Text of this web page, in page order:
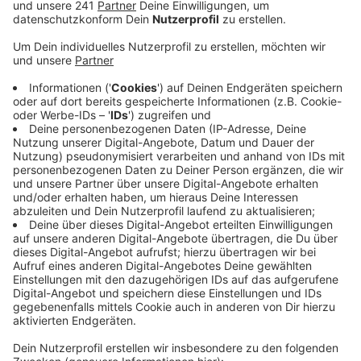
CDU und schlägt Alarm.
Es sei eine Zumutung für die Kameraden der
Freiwilligen Feuerwehr Bürrig, in dieser Wache
stationiert zu sein, heißt es im entsprechenden Antrag
an die Stadt. Zuletzt hatte auch ein Lagerbericht der
Feuerwache Opladen erhebliche Mängel aufgezeigt.
Die CDU sagt, dass es auch in Bürrig massive Mängel
gebe. Es fehle an Platz für die Ausrüstung,
zeitgemäße Umkleiden und entsprechende
Sanitäranlagen. Die CDU will, dass die Stadt einen
Neubau angeht, und zwar so schnell wie möglich -
anderenfalls würden sich die aktuellen
Zustände langfristig auf die Einsatzbereitschaft der